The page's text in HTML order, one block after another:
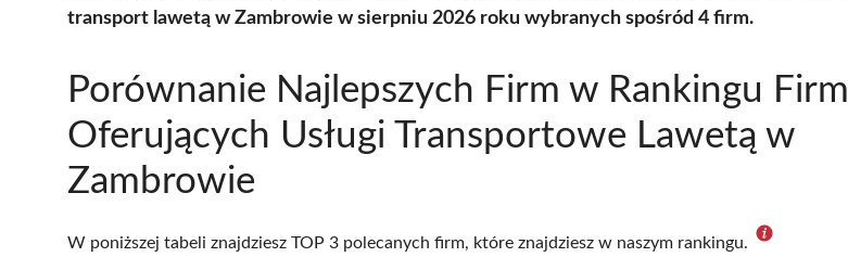
transport lawetą w Zambrowie w sierpniu 2026 roku wybranych spośród 4 firm.
Porównanie Najlepszych Firm w Rankingu Firm
Oferujących Usługi Transportowe Lawetą w
Zambrowie
W poniższej tabeli znajdziesz TOP 3 polecanych firm, które znajdziesz w naszym rankingu.